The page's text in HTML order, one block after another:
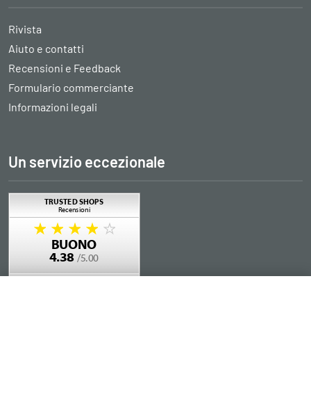
Rivista
Aiuto e contatti
Recensioni e Feedback
Formulario commerciante
Informazioni legali
Un servizio eccezionale